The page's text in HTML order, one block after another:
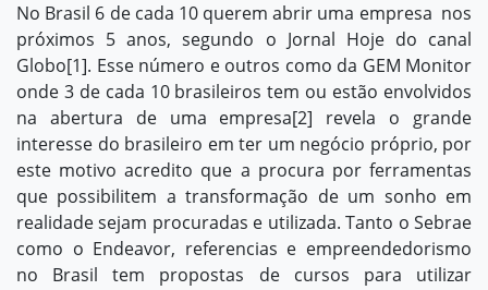
No Brasil 6 de cada 10 querem abrir uma empresa nos
próximos 5 anos, segundo o Jornal Hoje do canal
Globo[1]. Esse número e outros como da GEM Monitor
onde 3 de cada 10 brasileiros tem ou estão envolvidos
na abertura de uma empresa[2] revela o grande
interesse do brasileiro em ter um negócio próprio, por
este motivo acredito que a procura por ferramentas
que possibilitem a transformação de um sonho em
realidade sejam procuradas e utilizada. Tanto o Sebrae
como o Endeavor, referencias e empreendedorismo
no Brasil tem propostas de cursos para utilizar